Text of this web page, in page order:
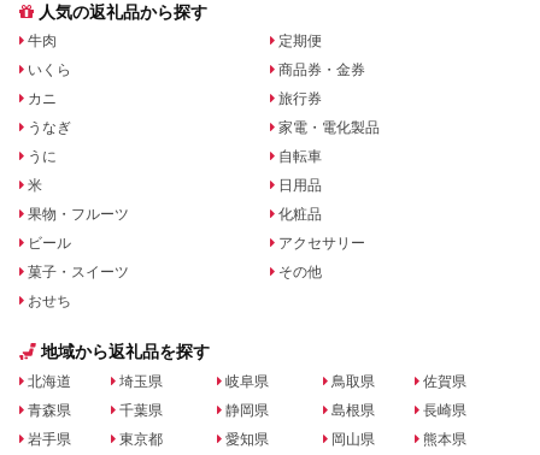
人気の返礼品から探す
牛肉
いくら
カニ
うなぎ
うに
米
果物・フルーツ
ビール
菓子・スイーツ
おせち
定期便
商品券・金券
旅行券
家電・電化製品
自転車
日用品
化粧品
アクセサリー
その他
地域から返礼品を探す
北海道
青森県
岩手県
埼玉県
千葉県
東京都
岐阜県
静岡県
愛知県
鳥取県
島根県
岡山県
佐賀県
長崎県
熊本県